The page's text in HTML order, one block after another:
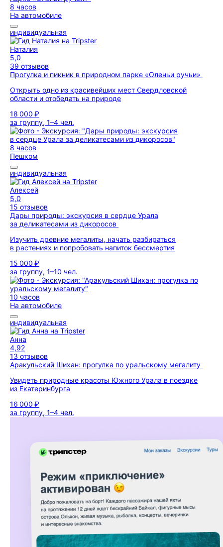
8 часов
На автомобиле
индивидуальная
Наталия
5,0
39 отзывов
Прогулка и пикник в природном парке «Оленьи ручьи»
Открыть одно из красивейших мест Свердловской
области и отобедать на природе
18 000 ₽
за группу, 1–4 чел.
8 часов
Пешком
индивидуальная
Алексей
5,0
15 отзывов
Дары природы: экскурсия в сердце Урала
за деликатесами из дикоросов
Изучить древние мегалиты, начать разбираться
в растениях и попробовать напиток бессмертия
15 000 ₽
за группу, 1–10 чел.
10 часов
На автомобиле
индивидуальная
Анна
4,92
13 отзывов
Аракульский Шихан: прогулка по уральскому мегалиту
Увидеть природные красоты Южного Урала в поездке
из Екатеринбурга
16 000 ₽
за группу, 1–4 чел.